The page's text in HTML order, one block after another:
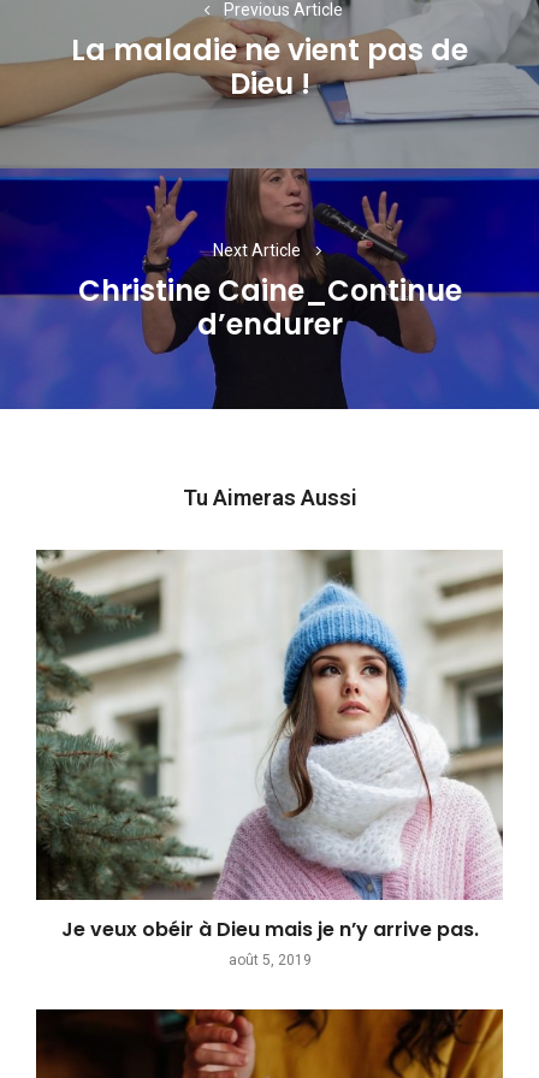
l’article
Previous Article
Previous
post:
La maladie ne vient pas de
Dieu !
Next Article
Next
post:
Christine Caine_Continue
d’endurer
Tu Aimeras Aussi
Je veux obéir à Dieu mais je n’y arrive pas.
août 5, 2019